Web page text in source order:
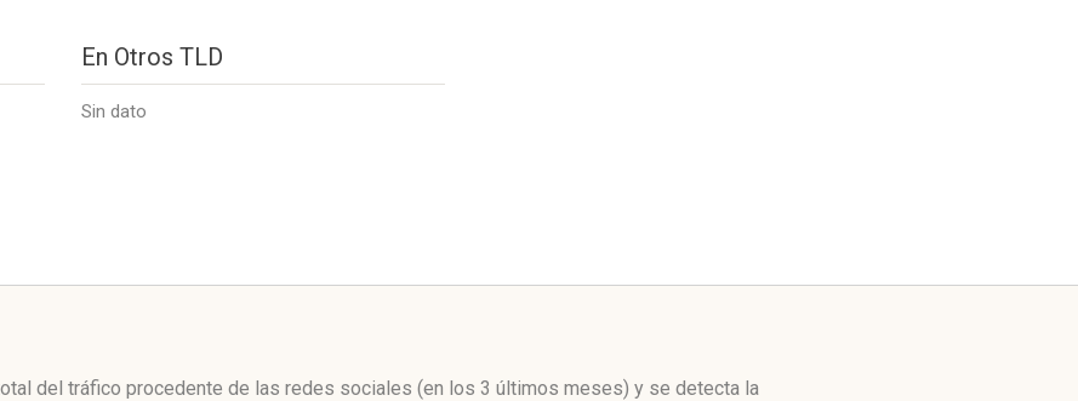
En Otros TLD
Sin dato
del tráfico procedente de las redes sociales (en los 3 últimos meses) y se detecta la